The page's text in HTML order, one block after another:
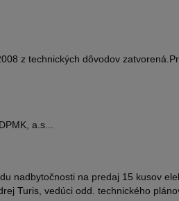
z technických dôvodov
a.s...
nadbytočnosti na predaj 15 kusov
Turis, vedúci odd. technického